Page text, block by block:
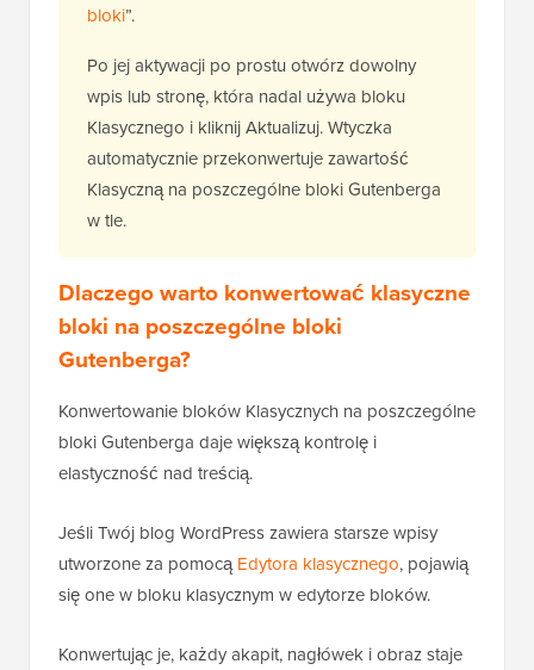
bloki”.
Po jej aktywacji po prostu otwórz dowolny
wpis lub stronę, która nadal używa bloku
Klasycznego i kliknij Aktualizuj. Wtyczka
automatycznie przekonwertuje zawartość
Klasyczną na poszczególne bloki Gutenberga
w tle.
Dlaczego warto konwertować klasyczne
bloki na poszczególne bloki
Gutenberga?
Konwertowanie bloków Klasycznych na poszczególne
bloki Gutenberga daje większą kontrolę i
elastyczność nad treścią.
Jeśli Twój blog WordPress zawiera starsze wpisy
utworzone za pomocąEdytora klasycznego, pojawią
się one w bloku klasycznym w edytorze bloków.
Konwertując je, każdy akapit, nagłówek i obraz staje